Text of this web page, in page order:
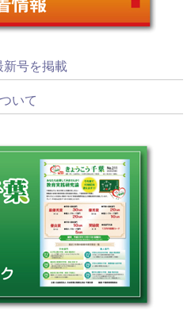
号を掲載
いて